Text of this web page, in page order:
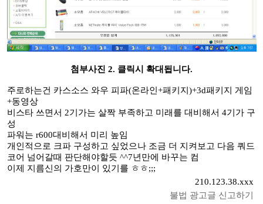
첨부사진 2. 클릭시 확대됩니다.
주로하는건 카스소스 와우 피파(온라인+패키지)+3d패키지 게임
+동영상
비스타 쓰면서 2기가는 살짝 부족하고 미래를 대비해서 4기가 구
성
파워는 r600대비해서 미리 높임
개인적으로 크파 구성하고 싶었으나 조금 더 지켜보고 다음 쿼드
코어 넘어갈때 판단해야할듯 ^^7년만에 바꾸는 컴
이제 지름신의 가호만이 있기를 ㅎㅎ;;;
210.123.38.xxx
불법 광고글 신고하기